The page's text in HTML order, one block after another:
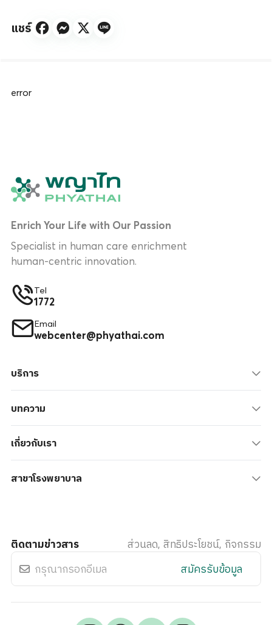
แชร์
error
Enrich Your Life with Our Passion
Specialist in human care enrichment
human-centric innovation.
Tel
1772
Email
webcenter@phyathai.com
บริการ
บทความ
เกี่ยวกับเรา
สาขาโรงพยาบาล
ติดตามข่าวสาร
ส่วนลด, สิทธิประโยชน์, กิจกรรม
สมัครรับข้อมูล